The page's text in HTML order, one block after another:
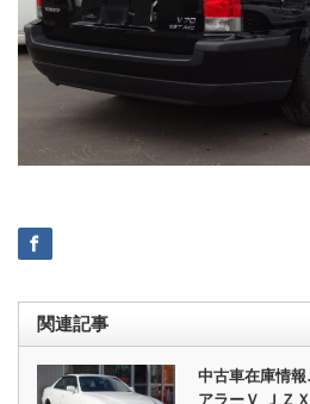
関連記事
中古車在庫情
アラーＶ ＪＺ